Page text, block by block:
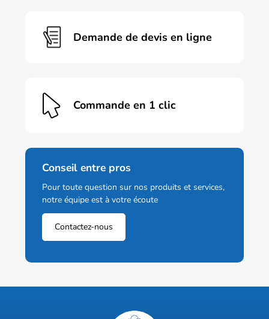
Demande de devis en ligne
Commande en 1 clic
Conseil entre pros
Pour toute question sur nos produits et services,
notre équipe est à votre écoute
Contactez-nous